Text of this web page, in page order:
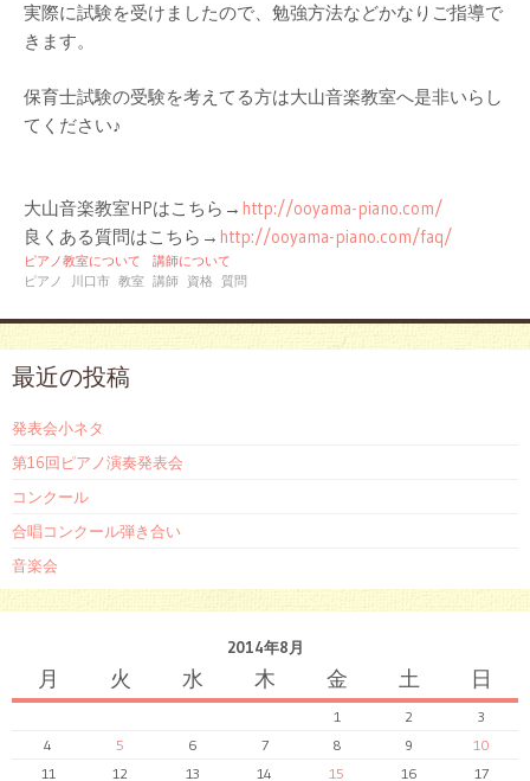
実際に試験を受けましたので、 勉強方法などかなりご指導で
きます。
保育士試験の受験を考えてる方は大山音楽教室へ是非いらし
てください♪
大山音楽教室HPはこちら→ http://ooyama-piano.com/
良くある質問はこちら→ http://ooyama-piano.com/faq/
ピアノ教室について
講師について
ピアノ
川口市 教室 講師 資格 質問
最近の投稿
発表会小ネタ
第16回ピアノ演奏発表会
コンクール
合唱コンクール弾き合い
音楽会
2014年8月
月 火 水 木 金 土 日
1 2
3
4
5 6 7 8 9
10
11
12 13 14 15 16 17